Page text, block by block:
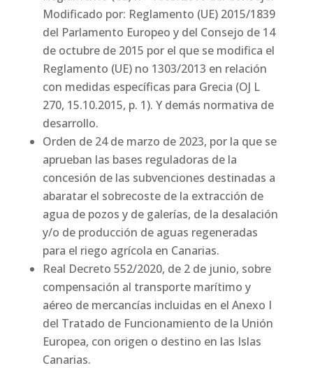
Modificado por: Reglamento (UE) 2015/1839
del Parlamento Europeo y del Consejo de 14
de octubre de 2015 por el que se modifica el
Reglamento (UE) no 1303/2013 en relación
con medidas específicas para Grecia (OJ L
270, 15.10.2015, p. 1). Y demás normativa de
desarrollo.
Orden de 24 de marzo de 2023, por la que se
aprueban las bases reguladoras de la
concesión de las subvenciones destinadas a
abaratar el sobrecoste de la extracción de
agua de pozos y de galerías, de la desalación
y/o de producción de aguas regeneradas
para el riego agrícola en Canarias.
Real Decreto 552/2020, de 2 de junio, sobre
compensación al transporte marítimo y
aéreo de mercancías incluidas en el Anexo I
del Tratado de Funcionamiento de la Unión
Europea, con origen o destino en las Islas
Canarias.